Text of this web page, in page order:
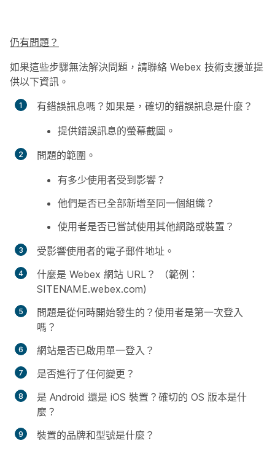
仍有問題？
如果這些步驟無法解決問題，請聯絡 Webex 技術支援並提
供以下資訊。
有錯誤訊息嗎？如果是，確切的錯誤訊息是什麼？
提供錯誤訊息的螢幕截圖。
問題的範圍。
有多少使用者受到影響？
他們是否已全部新增至同一個組織？
使用者是否已嘗試使用其他網路或裝置？
受影響使用者的電子郵件地址。
什麼是 Webex 網站 URL？ （範例：
SITENAME.webex.com)
問題是從何時開始發生的？使用者是第一次登入
嗎？
網站是否已啟用單一登入？
是否進行了任何變更？
是 Android 還是 iOS 裝置？確切的 OS 版本是什
麼？
裝置的品牌和型號是什麼？